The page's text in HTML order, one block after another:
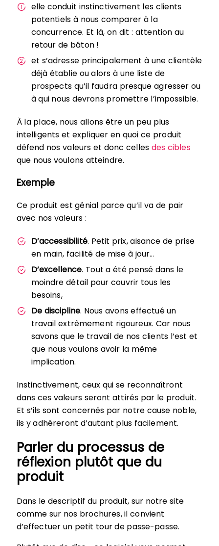
elle conduit instinctivement les clients
potentiels à nous comparer à la
concurrence. Et là, on dit : attention au
retour de bâton !
et s’adresse principalement à une clientèle
déjà établie ou alors à une liste de
prospects qu’il faudra presque agresser ou
à qui nous devrons promettre l’impossible.
À la place, nous allons être un peu plus
intelligents et expliquer en quoi ce produit
défend nos valeurs et donc celles des cibles
que nous voulons atteindre.
Exemple
Ce produit est génial parce qu’il va de pair
avec nos valeurs :
D’accessibilité. Petit prix, aisance de prise
en main, facilité de mise à jour…
D’excellence. Tout a été pensé dans le
moindre détail pour couvrir tous les
besoins,
De discipline. Nous avons effectué un
travail extrêmement rigoureux. Car nous
savons que le travail de nos clients l’est et
que nous voulons avoir la même
implication.
Instinctivement, ceux qui se reconnaîtront
dans ces valeurs seront attirés par le produit.
Et s’ils sont concernés par notre cause noble,
ils y adhéreront d’autant plus facilement.
Parler du processus de
réflexion plutôt que du
produit
Dans le descriptif du produit, sur notre site
comme sur nos brochures, il convient
d’effectuer un petit tour de passe-passe.